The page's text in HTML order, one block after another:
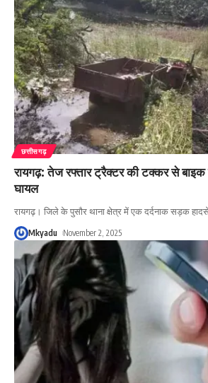
छत्तीसगढ़
रायगढ़: तेज रफ्तार ट्रैक्टर की टक्कर से बाइक
घायल
रायगढ़। जिले के पुसौर थाना क्षेत्र में एक दर्दनाक सड़क
Mkyadu November 2, 2025